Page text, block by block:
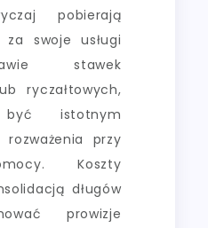
pobierają
za swoje usługi
stawek
ryczałtowych,
istotnym
przy
Koszty
długów
prowizje